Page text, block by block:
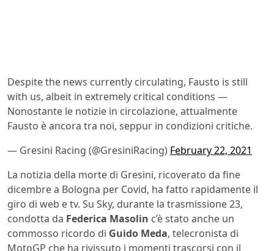
Despite the news currently circulating, Fausto is still
with us, albeit in extremely critical conditions —
Nonostante le notizie in circolazione, attualmente
Fausto è ancora tra noi, seppur in condizioni critiche.
— Gresini Racing (@GresiniRacing) February 22, 2021
La notizia della morte di Gresini, ricoverato da fine
dicembre a Bologna per Covid, ha fatto rapidamente il
giro di web e tv. Su Sky, durante la trasmissione 23,
condotta da Federica Masolin c’è stato anche un
commosso ricordo di Guido Meda, telecronista di
MotoGP che ha rivissuto i momenti trascorsi con il